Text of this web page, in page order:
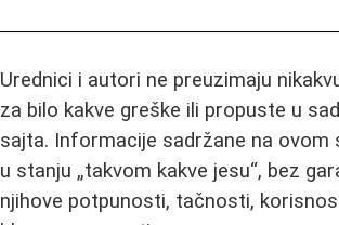
Urednici i autori ne preuzimaju
za bilo kakve greške ili propuste u
sajta. Informacije sadržane na ovom
u stanju „takvom kakve jesu“, bez
njihove potpunosti, tačnosti,